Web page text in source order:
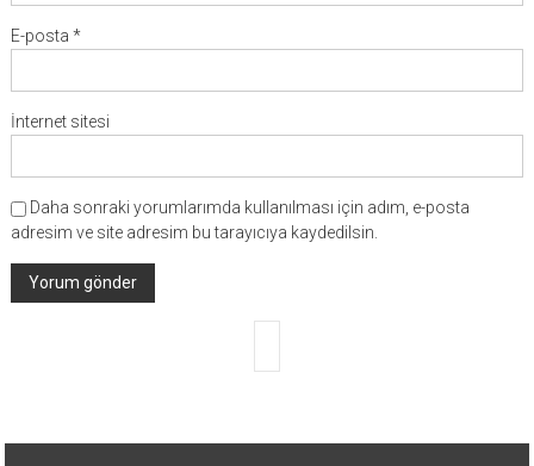
E-posta *
İnternet sitesi
Daha sonraki yorumlarımda kullanılması için adım, e-posta
adresim ve site adresim bu tarayıcıya kaydedilsin.